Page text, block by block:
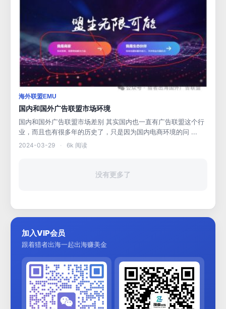
海外联盟EMU
国内和国外广告联盟市场环境
国内和国外广告联盟市场差别 其实国内也一直有广告联盟这个行
业，而且也有很多年的历史了，只是因为国内电商环境的问 ...
2024-03-29 · 6k 阅读
没有更多了
加入VIP会员
跟着猎者出海一起出海赚美金